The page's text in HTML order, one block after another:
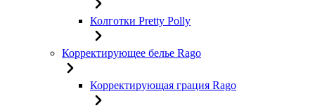
Колготки Pretty Polly
Корректирующее белье Rago
Корректирующая грация Rago